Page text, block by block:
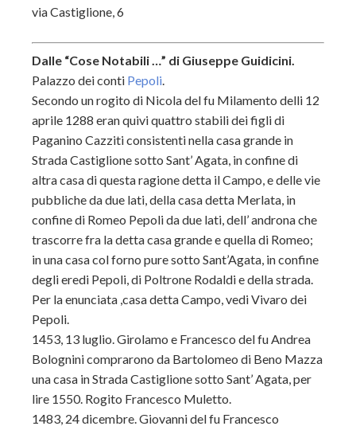
via Castiglione, 6
Dalle “Cose Notabili …” di Giuseppe Guidicini.
Palazzo dei conti Pepoli.
Secondo un rogito di Nicola del fu Milamento delli 12
aprile 1288 eran quivi quattro stabili dei figli di
Paganino Cazziti consistenti nella casa grande in
Strada Castiglione sotto Sant’ Agata, in confine di
altra casa di questa ragione detta il Campo, e delle vie
pubbliche da due lati, della casa detta Merlata, in
confine di Romeo Pepoli da due lati, dell’ androna che
trascorre fra la detta casa grande e quella di Romeo;
in una casa col forno pure sotto Sant’Agata, in confine
degli eredi Pepoli, di Poltrone Rodaldi e della strada.
Per la enunciata ,casa detta Campo, vedi Vivaro dei
Pepoli.
1453, 13 luglio. Girolamo e Francesco del fu Andrea
Bolognini comprarono da Bartolomeo di Beno Mazza
una casa in Strada Castiglione sotto Sant’ Agata, per
lire 1550. Rogito Francesco Muletto.
1483, 24 dicembre. Giovanni del fu Francesco